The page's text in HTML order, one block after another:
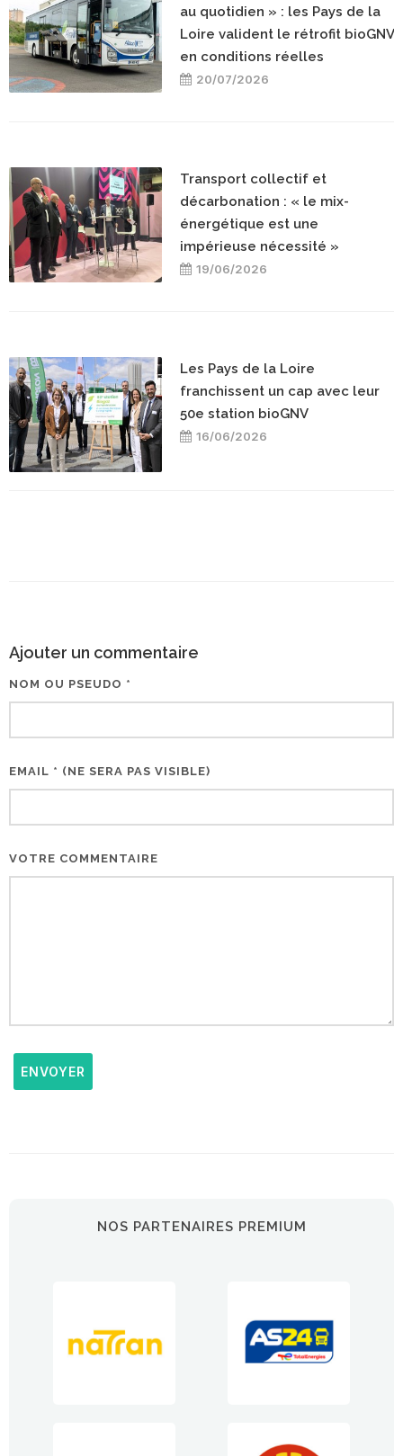
au quotidien » : les Pays de la
Loire valident le rétrofit bioGNV
en conditions réelles
20/07/2026
Transport collectif et
décarbonation : « le mix-
énergétique est une
impérieuse nécessité »
19/06/2026
Les Pays de la Loire
franchissent un cap avec leur
50e station bioGNV
16/06/2026
Ajouter un commentaire
NOM OU PSEUDO *
EMAIL * (NE SERA PAS VISIBLE)
VOTRE COMMENTAIRE
ENVOYER
NOS PARTENAIRES PREMIUM